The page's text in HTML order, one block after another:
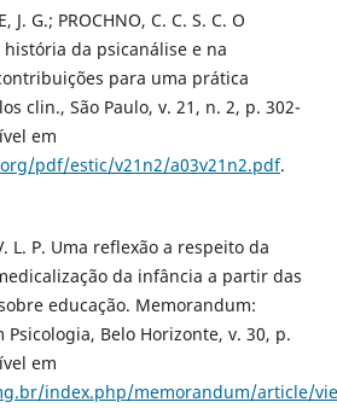
J. G.; PROCHNO, C. C. S. C. O
da psicanálise e na
para uma prática
clin., São Paulo, v. 21, n. 2, p. 302-
em
pdf/estic/v21n2/a03v21n2.pdf.
L. P. Uma reflexão a respeito da
da infância a partir das
educação. Memorandum:
Psicologia, Belo Horizonte, v. 30, p.
em
index.php/memorandum/article/